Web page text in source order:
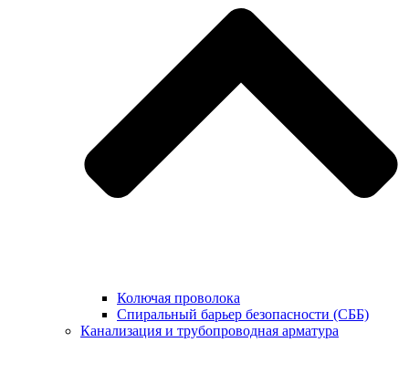
Колючая проволока
Спиральный барьер безопасности (СББ)
Канализация и трубопроводная арматура